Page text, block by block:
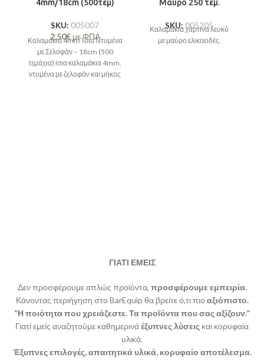
4mm/18cm (500τεμ)
SKU: 005007
2,50€με ΦΠΑ
Καλαμάκια 4mm Ίσια Ντυμένα
με Σελοφάν – 18cm (500
τεμάχια) Iσια καλαμάκια 4mm,
ντυμένα με ζελοφάν και μήκος
Μαύρο 250 τεμ.
SKU:005205
Καλαμάκια χάρτινα λευκό
με μαύρο ελικοειδές.
ΓΙΑΤΙ ΕΜΕΙΣ
Δεν προσφέρουμε απλώς προϊόντα, προσφέρουμε εμπειρία.
Κάνοντας περιήγηση στο BarEquip θα βρείτε ό,τι πιο αξιόπιστο.
“Η ποιότητα που χρειάζεστε. Τα προϊόντα που σας αξίζουν.”
Γιατί εμείς αναζητούμε καθημερινάέξυπνες λύσεις και κορυφαία
υλικά.
Έξυπνες επιλογές, απαιτητικά υλικά, κορυφαίο αποτέλεσμα.